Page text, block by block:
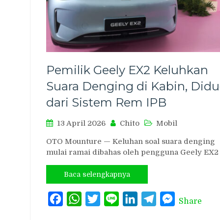
Pemilik Geely EX2 Keluhkan
Suara Denging di Kabin,
dari Sistem Rem IPB
13 April 2026 Chito Mobil
OTO Mounture — Keluhan soal suara denging
mulai ramai dibahas oleh pengguna Geely
Baca selengkapnya
FacebookWhatsAppTwitterLine LinkedInTelegramMessenger
Share